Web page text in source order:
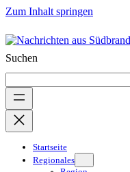
Zum Inhalt springen
Suchen
Startseite
Regionales